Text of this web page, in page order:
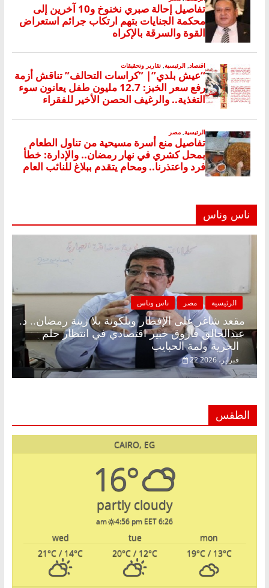
ناس وناس
الرئيسية مصر ناس وناس
مقعد شاغر على الإفطار وبلكونة بلا زينة رمضان.. د.
عبدالخالق فاروق خبير اقتصادي في انتظار حلم
22 فبراير، 2026
الطقس
CAIRO, EG
16°
partly cloudy
6:26 am
4:56 pm EET
mon
tue
wed
19°C/ 13°C
20°C / 12°C
21°C / 14°C